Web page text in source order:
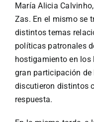
María Alicia
Zas. En el mismo se
distintos temas
políticas patronales
hostigamiento en los
gran participación de
discutieron distintos
respuesta.